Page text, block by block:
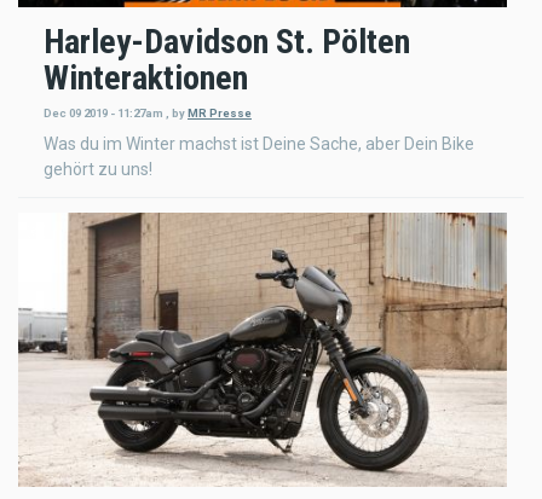
Harley-Davidson St. Pölten
Winteraktionen
Dec 09 2019 - 11:27am , byMR Presse
Was du im Winter machst ist Deine Sache, aber Dein Bike
gehört zu uns!